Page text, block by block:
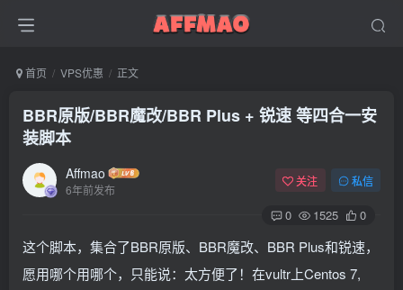
首页 VPS优惠 正文
BBR原版/BBR魔改/BBR Plus + 锐速 等四合一安
装脚本
Affmao
6年前发布
关注 私信
0 1525 0
这个脚本，集合了BBR原版、BBR魔改、BBR Plus和锐速，
愿用哪个用哪个，只能说：太方便了！在vultr上Centos 7,